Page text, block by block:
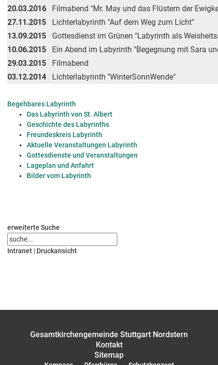
20.03.2016
Filmabend "Mr. May und das Flüstern der
27.11.2015
Lichterlabyrinth "Auf dem Weg zum Licht"
13.09.2015
Gottesdienst im Grünen "Labyrinth als
10.06.2015
Ein Abend im Labyrinth "Begegnung mit Sara
29.03.2015
Filmabend
03.12.2014
Lichterlabyrinth "WinterSonnWende"
Begehbares Labyrinth
Das Labyrinth von St. Albert
Geschichte des Labyrinths
Freundeskreis Labyrinth
Aktuelle Veranstaltungen Labyrinth
Gottesdienste und Veranstaltungen
Lageplan und Anfahrt
Bilder vom Labyrinth
erweiterte Suche
Intranet | Druckansicht
Gesamtkirchengemeinde Stuttgart Nordstern
Kontakt
Sitemap